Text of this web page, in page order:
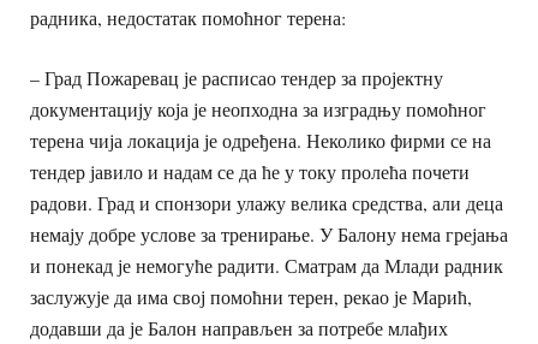
радника, недостатак помоћног терена:
– Град Пожаревац је расписао тендер за пројектну
документацију која је неопходна за изградњу помоћног
терена чија локација је одређена. Неколико фирми се на
тендер јавило и надам се да ће у току пролећа почети
радови. Град и спонзори улажу велика средства, али деца
немају добре услове за тренирање. У Балону нема грејања
и понекад је немогуће радити. Сматрам да Млади радник
заслужује да има свој помоћни терен, рекао је Марић,
додавши да је Балон направљен за потребе млађих